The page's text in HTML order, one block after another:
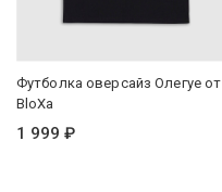
Футболка оверсайз Олегуе от
BloXa
1 999 ₽